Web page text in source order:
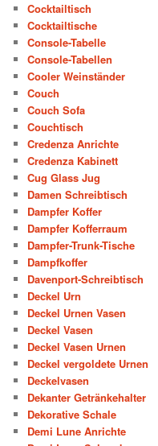
Cocktailtisch
Cocktailtische
Console-Tabelle
Console-Tabellen
Cooler Weinständer
Couch
Couch Sofa
Couchtisch
Credenza Anrichte
Credenza Kabinett
Cug Glass Jug
Damen Schreibtisch
Dampfer Koffer
Dampfer Kofferraum
Dampfer-Trunk-Tische
Dampfkoffer
Davenport-Schreibtisch
Deckel Urn
Deckel Urnen Vasen
Deckel Vasen
Deckel Vasen Urnen
Deckel vergoldete Urnen
Deckelvasen
Dekanter Getränkehalter
Dekorative Schale
Demi Lune Anrichte